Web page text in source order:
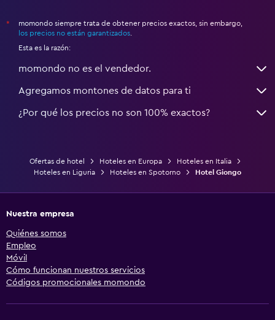
*
momondo siempre trata de obtener precios exactos, sin embargo,
los precios no están garantizados
Esta es la razón:
momondo no es el vendedor.
Agregamos montones de datos para ti
¿Por qué los precios no son 100% exactos?
Ofertas de hotel Hoteles en Europa
Hoteles en Italia
Hoteles en Liguria
Hoteles en Spotorno Hotel Giongo
Nuestra empresa
Quiénes somos
Empleo
Móvil
Cómo funcionan nuestros servicios
Códigos promocionales momondo